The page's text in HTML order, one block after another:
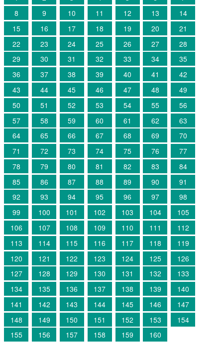
8
9 10 11 12 13
14
15
16 17 18 19 20
21
22
23 24 25 26 27
28
29
30 31 32 33 34
35
36
37 38 39 40 41
42
43
44 45 46 47 48
49
50
51 52 53 54 55
56
57
58 59 60 61 62
63
64
65 66 67 68 69
70
71
72 73 74 75 76
77
78
79 80 81 82 83
84
85
86 87 88 89 90
91
92
93 94 95 96 97
98
99
100 101 102 103 104
105
106
107 108 109 110 111
112
113
114 115 116 117 118
119
120
121 122 123 124 125
126
127
128 129 130 131 132
133
134
135 136 137 138 139
140
141
142 143 144 145 146
147
148
149 150 151 152 153
154
155
156 157 158 159 160